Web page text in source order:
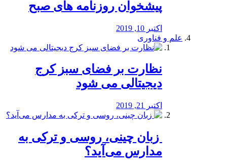
پیشخوان روزنامه های صبح
اکتبر 10, 2019
علم و فناوری
نظارت بر فضای سبز کرج
دیجیتالی می شود
اکتبر 21, 2019
️ زبان چینی، روسی و ترکی به
مدارس می‌آید؟